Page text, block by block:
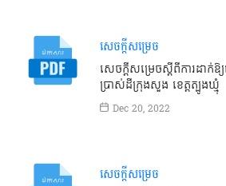
សេចក្តីសម្រេច
សេចក្ដីសម្រេចស្ដីពីការដាក់ឱ្
ប្រាស់ដីក្រុងសួង ខេត្តត្បូងឃ្មុំ
Dec 20, 2022
សេចក្តីសម្រេច